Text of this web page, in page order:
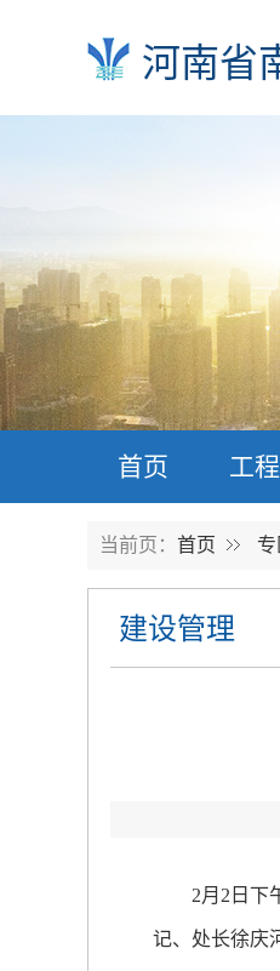
河南省
首页 工
当前页： 首页
建设管理
2月2日下午
记、处长徐庆